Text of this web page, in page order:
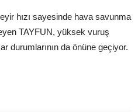
hızı sayesinde hava savunma
TAYFUN, yüksek vuruş
durumlarının da önüne geçiyor.